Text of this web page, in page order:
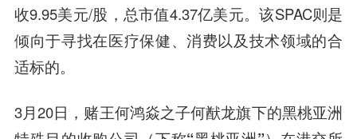
收9.95美元/股，总市值4.37亿美元。该SPAC则是
倾向于寻找在医疗保健、消费以及技术领域的合
适标的。
3月20日， 赌王何鸿焱之子何猷龙旗下的黑桃亚洲